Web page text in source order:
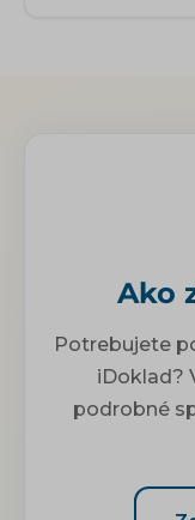
Ako
Potrebujete
iDoklad?
podrobné